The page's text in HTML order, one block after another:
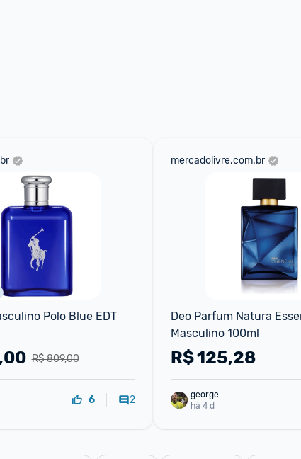
Polo Blue EDT
R$ 809,00
6 2
mercadolivre.com.br
Deo Parfum Natura
Masculino 100ml
R$125,28
george
há 4 d